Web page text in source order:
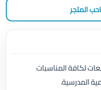
المتجر
لكافة المناسبات
المدرسية.